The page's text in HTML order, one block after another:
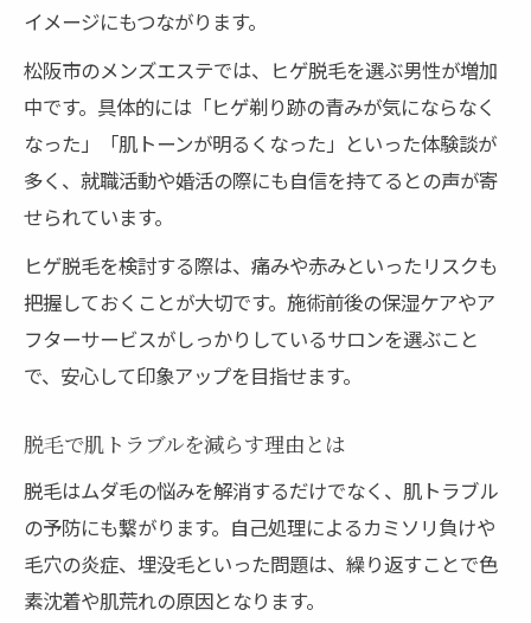
イメージにもつながります。
松阪市のメンズエステでは、ヒゲ脱毛を選ぶ男性が増加
中です。具体的には「ヒゲ剃り跡の青みが気にならなく
なった」「肌トーンが明るくなった」といった体験談が
多く、就職活動や婚活の際にも自信を持てるとの声が寄
せられています。
ヒゲ脱毛を検討する際は、痛みや赤みといったリスクも
把握しておくことが大切です。施術前後の保湿ケアやア
フターサービスがしっかりしているサロンを選ぶこと
で、安心して印象アップを目指せます。
脱毛で肌トラブルを減らす理由とは
脱毛はムダ毛の悩みを解消するだけでなく、肌トラブル
の予防にも繋がります。自己処理によるカミソリ負けや
毛穴の炎症、埋没毛といった問題は、繰り返すことで色
素沈着や肌荒れの原因となります。